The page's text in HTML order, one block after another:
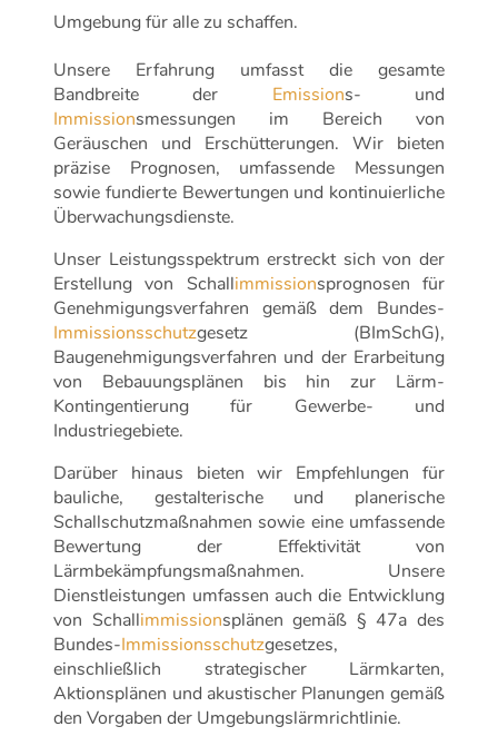
Umgebung für alle zu schaffen.
Unsere Erfahrung umfasst die gesamte
Bandbreite der Emissions- und
Immissionsmessungen im Bereich von
Geräuschen und Erschütterungen. Wir bieten
präzise Prognosen, umfassende Messungen
sowie fundierte Bewertungen und kontinuierliche
Überwachungsdienste.
Unser Leistungsspektrum erstreckt sich von der
Erstellung von Schallimmissionsprognosen für
Genehmigungsverfahren gemäß dem Bundes-
Immissionsschutzgesetz (BImSchG),
Baugenehmigungsverfahren und der Erarbeitung
von Bebauungsplänen bis hin zur Lärm-
Kontingentierung für Gewerbe- und
Industriegebiete.
Darüber hinaus bieten wir Empfehlungen für
bauliche, gestalterische und planerische
Schallschutzmaßnahmen sowie eine umfassende
Bewertung der Effektivität von
Lärmbekämpfungsmaßnahmen. Unsere
Dienstleistungen umfassen auch die Entwicklung
von Schallimmissionsplänen gemäß § 47a des
Bundes-Immissionsschutzgesetzes,
einschließlich strategischer Lärmkarten,
Aktionsplänen und akustischer Planungen gemäß
den Vorgaben der Umgebungslärmrichtlinie.